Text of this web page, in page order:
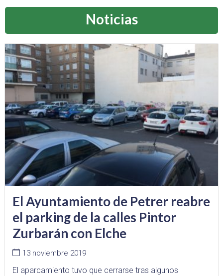
Noticias
El Ayuntamiento de Petrer reabre
el parking de la calles Pintor
Zurbarán con Elche
13 noviembre 2019
El aparcamiento tuvo que cerrarse tras algunos